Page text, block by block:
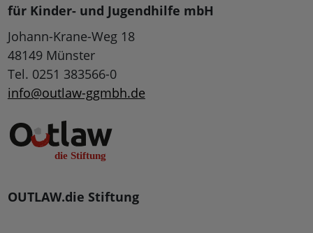
für Kinder- und Jugendhilfe mbH
Johann-Krane-Weg 18
48149 Münster
Tel. 0251 383566-0
info@outlaw-ggmbh.de
OUTLAW.die Stiftung